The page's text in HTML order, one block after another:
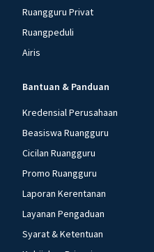
Ruangguru Privat
Ruangpeduli
Airis
Bantuan & Panduan
Kredensial Perusahaan
Beasiswa Ruangguru
Cicilan Ruangguru
Promo Ruangguru
Laporan Kerentanan
Layanan Pengaduan
Syarat & Ketentuan